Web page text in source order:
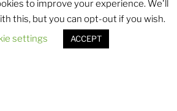
to improve your experience. We'll
this, but you can opt-out if you wish.
settings
ACCEPT